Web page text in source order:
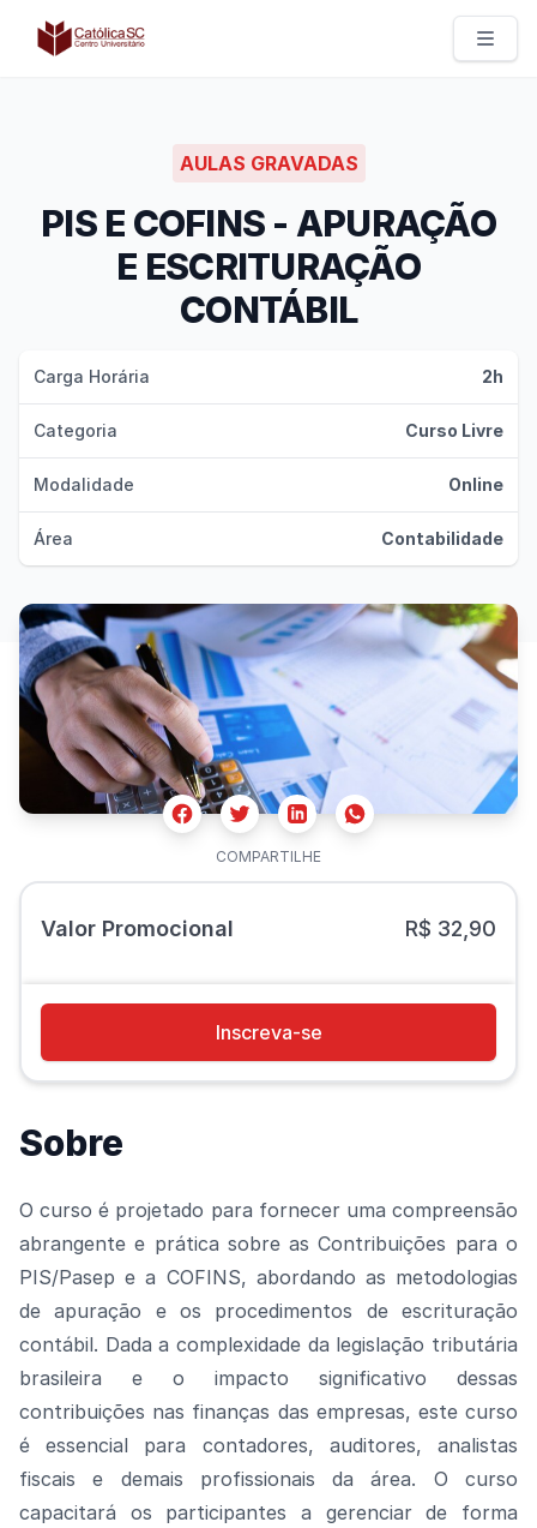
Católica SC | Experts
AULAS GRAVADAS
PIS E COFINS - APURAÇÃO
E ESCRITURAÇÃO
CONTÁBIL
Carga Horária 2h
Categoria Curso Livre
Modalidade Online
Área Contabilidade
FacebookTwitterLinkedinWhatsapp
COMPARTILHE
Valor Promocional R$ 32,90
Inscreva-se
Sobre
O curso é projetado para fornecer uma compreensão
abrangente e prática sobre as Contribuições para o
PIS/Pasep e a COFINS, abordando as metodologias
de apuração e os procedimentos de escrituração
contábil. Dada a complexidade da legislação tributária
brasileira e o impacto significativo dessas
contribuições nas finanças das empresas, este curso
é essencial para contadores, auditores, analistas
fiscais e demais profissionais da área. O curso
capacitará os participantes a gerenciar de forma